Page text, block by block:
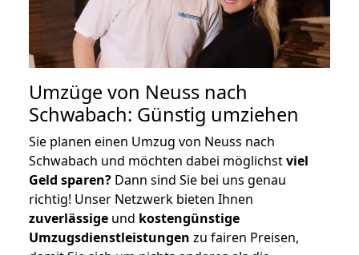
Umzüge von Neuss nach
Schwabach: Günstig umziehen
Sie planen einen Umzug von Neuss nach
Schwabach und möchten dabei möglichstviel
Geld sparen? Dann sind Sie bei uns genau
richtig! Unser Netzwerk bieten Ihnen
zuverlässige und kostengünstige
Umzugsdienstleistungen zu fairen Preisen,